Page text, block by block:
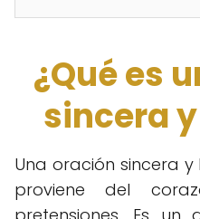
¿Qué es
sincera
Una oración sincera
proviene del